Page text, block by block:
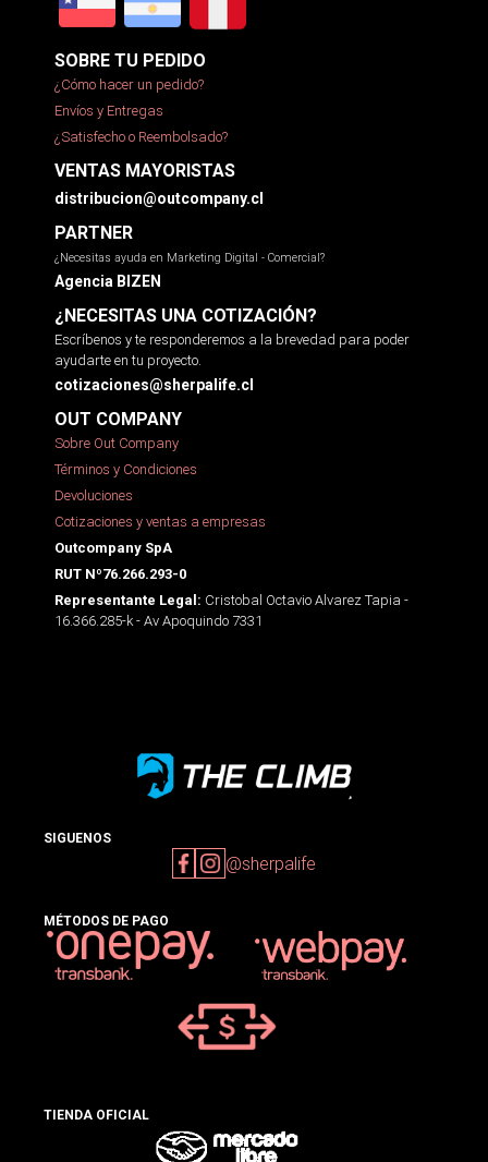
SOBRE TU PEDIDO
¿Cómo hacer un pedido?
Envíos y Entregas
¿Satisfecho o Reembolsado?
VENTAS MAYORISTAS
distribucion@outcompany.cl
PARTNER
¿Necesitas ayuda en Marketing Digital - Comercial?
Agencia BIZEN
¿NECESITAS UNA COTIZACIÓN?
Escríbenos y te responderemos a la brevedad para poder
ayudarte en tu proyecto.
cotizaciones@sherpalife.cl
OUT COMPANY
Sobre Out Company
Términos y Condiciones
Devoluciones
Cotizaciones y ventas a empresas
Outcompany SpA
RUT Nº76.266.293-0
Representante Legal: Cristobal Octavio Alvarez Tapia -
16.366.285-k - Av Apoquindo 7331
SIGUENOS
@sherpalife
MÉTODOS DE PAGO
TIENDA OFICIAL